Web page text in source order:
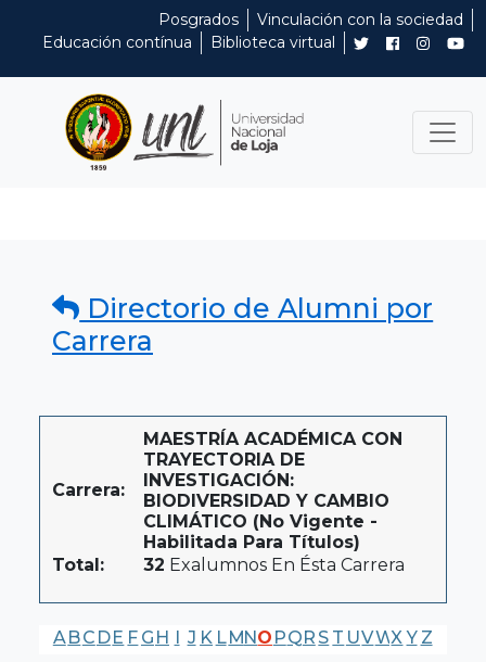
Posgrados
Vinculación con la sociedad
Educación contínua
Biblioteca virtual
Directorio de Alumni por
Carrera
Carrera:
MAESTRÍA ACADÉMICA CON
TRAYECTORIA DE
INVESTIGACIÓN:
BIODIVERSIDAD Y CAMBIO
CLIMÁTICO (No Vigente -
Habilitada Para Títulos)
Total:
32 Exalumnos En Ésta Carrera
A BC DE F G H I J K LMNO PQR S T UVWX Y Z